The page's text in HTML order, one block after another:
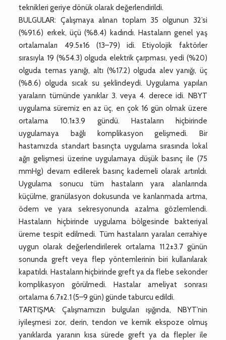
teknikleri geriye dönük olarak değerlendirildi.
BULGULAR: Çalışmaya alınan toplam 35 olgunun 32’si
(%91.6) erkek, üçü (%8.4) kadındı. Hastaların genel yaş
ortalamaları 49.5±16 (13–79) idi. Etiyolojik faktörler
sırasıyla 19 (%54.3) olguda elektrik çarpması, yedi (%20)
olguda temas yanığı, altı (%17.2) olguda alev yanığı, üç
(%8.6) olguda sıcak su şeklindeydi. Uygulama yapılan
yaraların tümünde yanıklar 3. veya 4. derece idi. NBYT
uygulama süremiz en az üç, en çok 16 gün olmak üzere
ortalama 10.1±3.9 gündü. Hastaların hiçbirinde
uygulamaya bağlı komplikasyon gelişmedi. Bir
hastamızda standart basınçta uygulama sırasında lokal
ağrı gelişmesi üzerine uygulamaya düşük basınç ile (75
mmHg) devam edilerek basınç kademeli olarak artırıldı.
Uygulama sonucu tüm hastaların yara alanlarında
küçülme, granülasyon dokusunda ve kanlanmada artma,
ödem ve yara sekresyonunda azalma gözlemlendi.
Hastaların hiçbirinde uygulama bölgesinde bakteriyal
üreme tespit edilmedi. Tüm hastaların yaraları cerrahiye
uygun olarak değerlendirilerek ortalama 11.2±3.7 günün
sonunda greft veya flep yöntemlerinin biri kullanılarak
kapatıldı. Hastaların hiçbirinde greft ya da flebe sekonder
komplikasyon görülmedi. Hastalar ameliyat sonrası
ortalama 6.7±2.1 (5–9 gün) günde taburcu edildi.
TARTIŞMA: Çalışmamızın bulguları ışığında, NBYT’nin
iyileşmesi zor, derin, tendon ve kemik ekspoze olmuş
yanıklarda yaranın kısa sürede greft ya da flepler ile